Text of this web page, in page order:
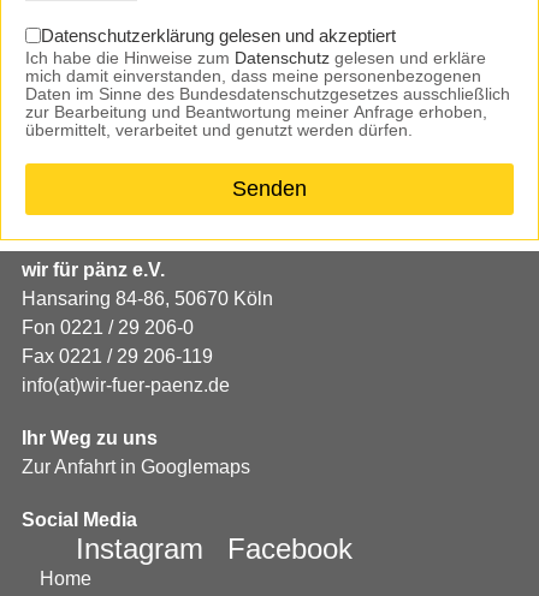
Datenschutzerklärung gelesen und akzeptiert
Ich habe die Hinweise zum Datenschutz gelesen und erkläre
mich damit einverstanden, dass meine personenbezogenen
Daten im Sinne des Bundesdatenschutzgesetzes ausschließlich
zur Bearbeitung und Beantwortung meiner Anfrage erhoben,
übermittelt, verarbeitet und genutzt werden dürfen.
Senden
wir für pänz e.V.
Hansaring 84-86, 50670 Köln
Fon 0221 / 29 206-0
Fax 0221 / 29 206-119
info(at)wir-fuer-paenz.de
Ihr Weg zu uns
Zur Anfahrt in Googlemaps
Social Media
Instagram Facebook
Home